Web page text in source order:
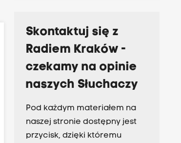
Skontaktuj się z
Radiem Kraków -
czekamy na opinie
naszych Słuchaczy
Pod każdym materiałem na
naszej stronie dostępny jest
przycisk, dzięki któremu